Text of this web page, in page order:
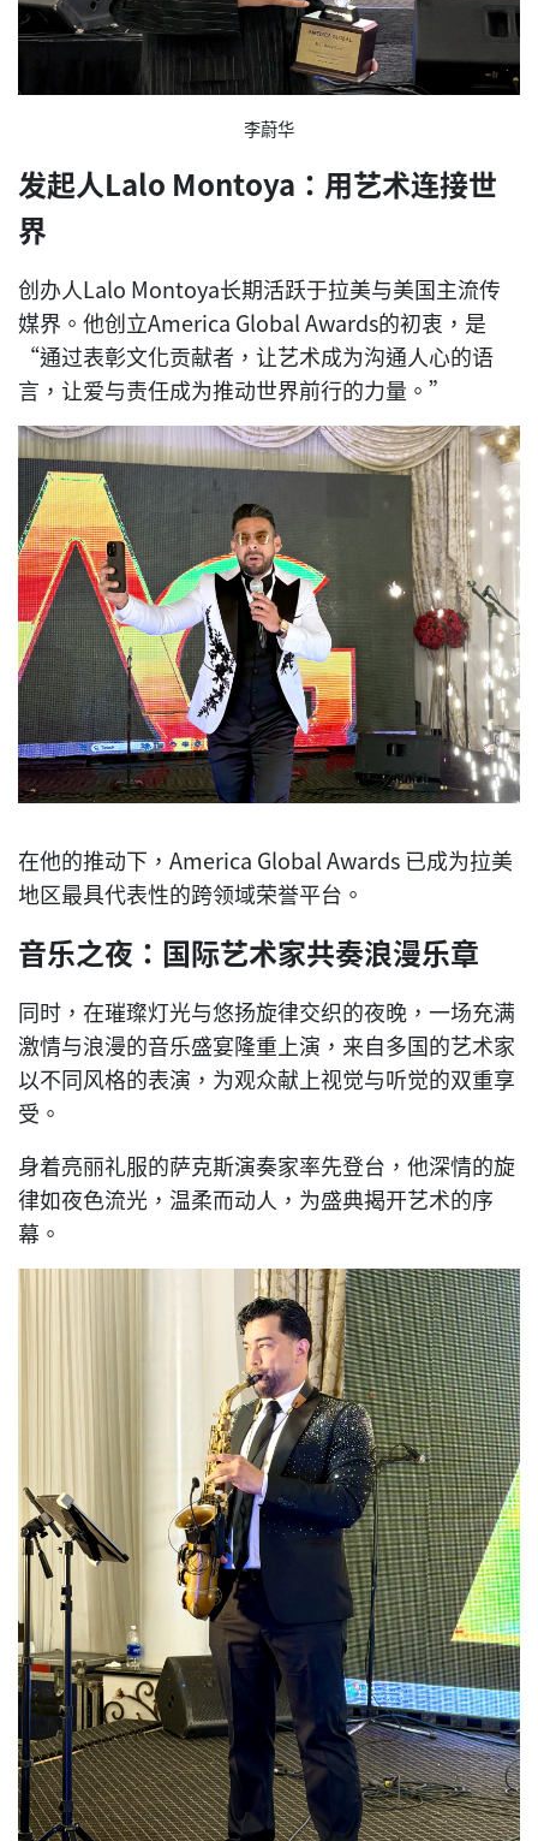
李蔚华
发起人Lalo Montoya：用艺术连接世
界
创办人Lalo Montoya长期活跃于拉美与美国主流传
媒界。他创立America Global Awards的初衷，是
“通过表彰文化贡献者，让艺术成为沟通人心的语
言，让爱与责任成为推动世界前行的力量。”
在他的推动下，America Global Awards 已成为拉美
地区最具代表性的跨领域荣誉平台。
音乐之夜：国际艺术家共奏浪漫乐章
同时，在璀璨灯光与悠扬旋律交织的夜晚，一场充满
激情与浪漫的音乐盛宴隆重上演，来自多国的艺术家
以不同风格的表演，为观众献上视觉与听觉的双重享
受。
身着亮丽礼服的萨克斯演奏家率先登台，他深情的旋
律如夜色流光，温柔而动人，为盛典揭开艺术的序
幕。